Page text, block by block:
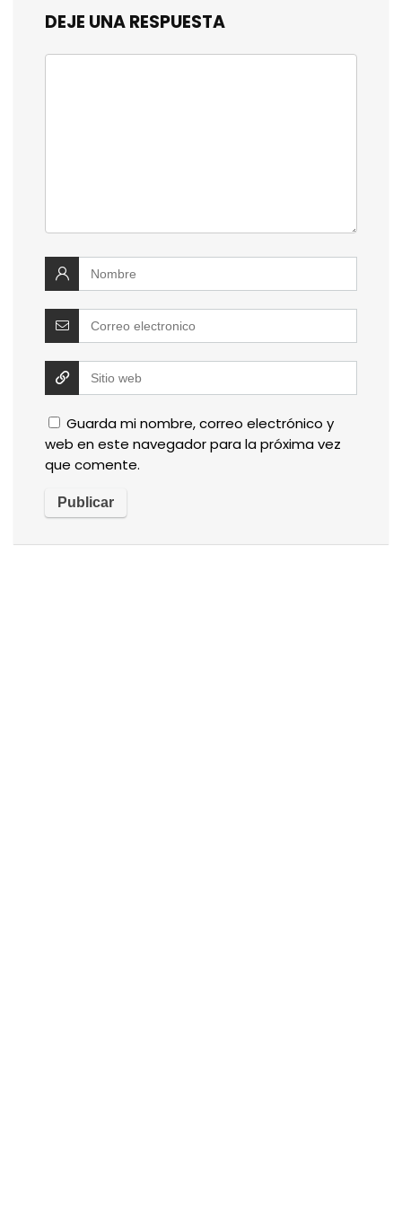
DEJE UNA RESPUESTA
Guarda mi nombre, correo electrónico y
web en este navegador para la próxima vez
que comente.